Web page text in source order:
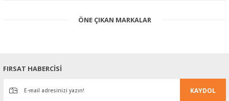
konularda yetersiz gördüğünüz noktaları öneri formunu kullanarak
Ürün resmi kalitesiz, bozuk veya görüntülenemiyor.
Ürün bilgilerinde hatalar bulunuyor.
ÖNE ÇIKAN MARKALAR
FIRSAT HABERCİSİ
KAYDOL